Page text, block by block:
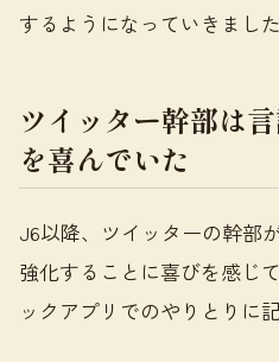
するようになっていきました
ツイッター幹部は
を喜んでいた
J6以降、ツイッターの幹部
強化することに喜びを感じ
ックアプリでのやりとりに